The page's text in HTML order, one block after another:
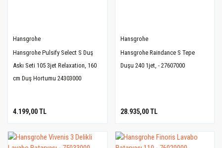
Hansgrohe
Hansgrohe Pulsify Select S Duş
Askı Seti 105 3jet Relaxation, 160
cm Duş Hortumu 24303000
4.199,00 TL
Hansgrohe
Hansgrohe Raindance S Tepe
Duşu 240 1jet, - 27607000
28.935,00 TL